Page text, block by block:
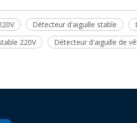
Détecteur d'aiguille stable
220V
Détecteur d'aiguille de